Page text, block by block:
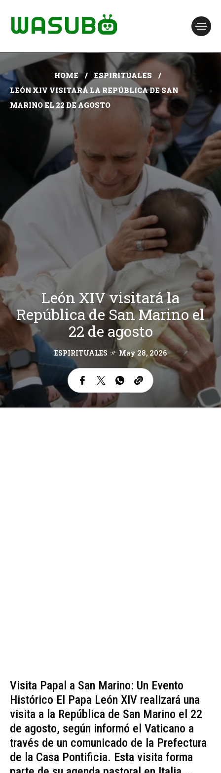
HOME
ESPIRITUALES
LEÓN XIV VISITARÁ LA REPÚBLICA DE SAN
MARINO EL 22 DE AGOSTO
León XIV visitará la
República de San Marino el
22 de agosto
ESPIRITUALES May 28, 2026
Visita Papal a San Marino: Un Evento
Histórico El Papa León XIV realizará una
visita a la República de San Marino el 22
de agosto, según informó el Vaticano a
través de un comunicado de la Prefectura
de la Casa Pontificia. Esta visita forma